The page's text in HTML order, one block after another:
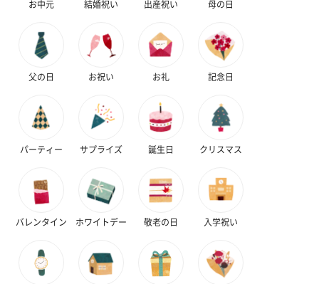
生花
※9-15時にご注文いただく場合、最短のお届け可能日が通常より
も1日遅くなります。
シーズンブーケ（ひま
わり）（1,880円）
ブーケ（ホワイトグリ
ーン）（1,650円）
お中元 結婚祝い 出産祝い 母の日
父の日 お祝い お礼 記念日
パーティー サプライズ 誕生日 クリスマス
バレンタイン ホワイトデー 敬老の日 入学祝い